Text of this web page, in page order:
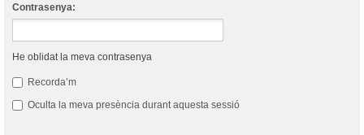
Contrasenya:
He oblidat la meva contrasenya
Recorda’m
Oculta la meva presència durant aquesta sessió